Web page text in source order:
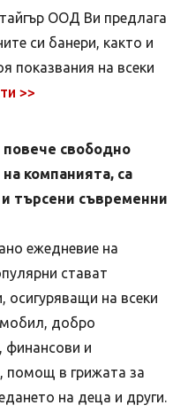
ООД Ви предлага
си банери, както и
показвания на всеки
>>
повече свободно
компанията, са
търсени съвременни
ежедневие на
стават
осигуряващи на всеки
добро
финансови и
помощ в грижата за
на деца и други.